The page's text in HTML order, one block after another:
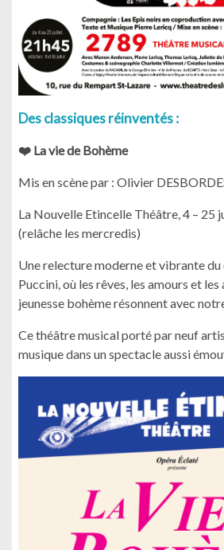
Des classiques réinventés :
❤️ La vie de Bohème
Mis en scène par : Olivier
La Nouvelle Etincelle Théâtre, 4 – 25
(relâche les mercredis)
Une relecture moderne et vibrante
Puccini, où les rêves, les amours et
jeunesse bohème résonnent avec
Ce théâtre musical porté par neuf
musique dans un spectacle aussi